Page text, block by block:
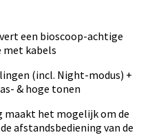
een bioscoop-achtige
met kabels
(incl. Night-modus) +
& hoge tonen
maakt het mogelijk om de
afstandsbediening van de